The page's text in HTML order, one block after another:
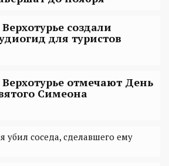
создали
для туристов
отмечают День
Симеона
убил соседа, сделавшего ему